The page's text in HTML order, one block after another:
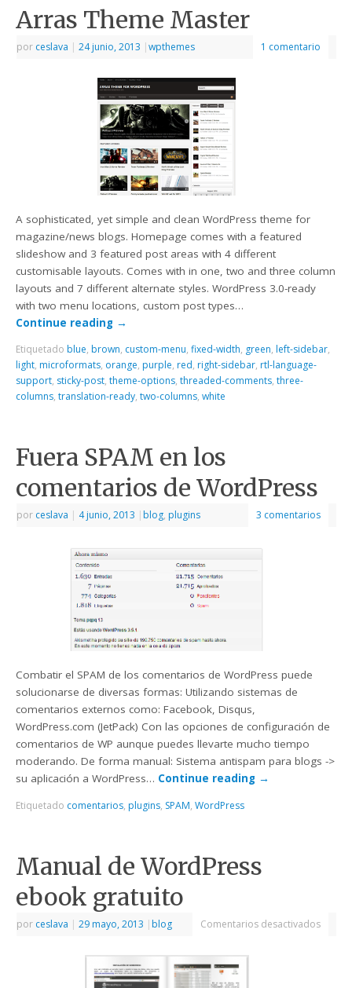
Arras Theme Master
por ceslava | 24 junio, 2013 |wpthemes 1 comentario
A sophisticated, yet simple and clean WordPress theme for
magazine/news blogs. Homepage comes with a featured
slideshow and 3 featured post areas with 4 different
customisable layouts. Comes with in one, two and three column
layouts and 7 different alternate styles. WordPress 3.0-ready
with two menu locations, custom post types…
Continue reading →
Etiquetado blue, brown, custom-menu,fixed-width, green, left-sidebar,
light, microformats, orange, purple, red, right-sidebar, rtl-language-
support, sticky-post,theme-options,threaded-comments,three-
columns,translation-ready,two-columns,white
Fuera SPAM en los
comentarios de WordPress
por ceslava | 4 junio, 2013 | blog, plugins 3 comentarios
Combatir el SPAM de los comentarios de WordPress puede
solucionarse de diversas formas: Utilizando sistemas de
comentarios externos como: Facebook, Disqus,
WordPress.com (JetPack) Con las opciones de configuración de
comentarios de WP aunque puedes llevarte mucho tiempo
moderando. De forma manual: Sistema antispam para blogs ->
su aplicación a WordPress… Continue reading →
Etiquetado comentarios, plugins, SPAM,WordPress
Manual de WordPress
ebook gratuito
por ceslava | 29 mayo, 2013 | blog Comentarios desactivados